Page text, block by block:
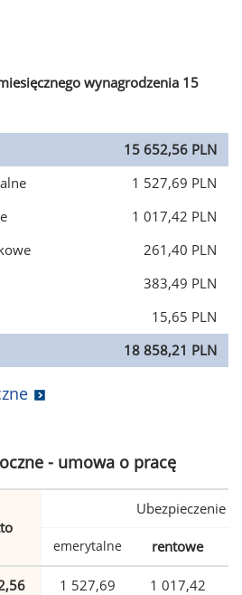
wynagrodzenia 15
15 652,56 PLN
1 527,69 PLN
1 017,42 PLN
261,40 PLN
383,49 PLN
15,65 PLN
18 858,21 PLN
- umowa o pracę
Ubezpieczenie
emerytalne rentowe
1 527,69 1 017,42